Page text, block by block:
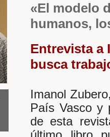
«El modelo
humanos,
Entrevista a
busca
Imanol
País Vasco y
de esta